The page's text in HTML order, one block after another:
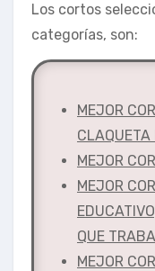
Los cortos
categorías, son:
MEJOR
CLAQUETA
MEJOR
MEJOR
QUE
MEJOR